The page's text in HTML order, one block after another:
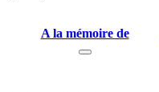
A la mémoire de